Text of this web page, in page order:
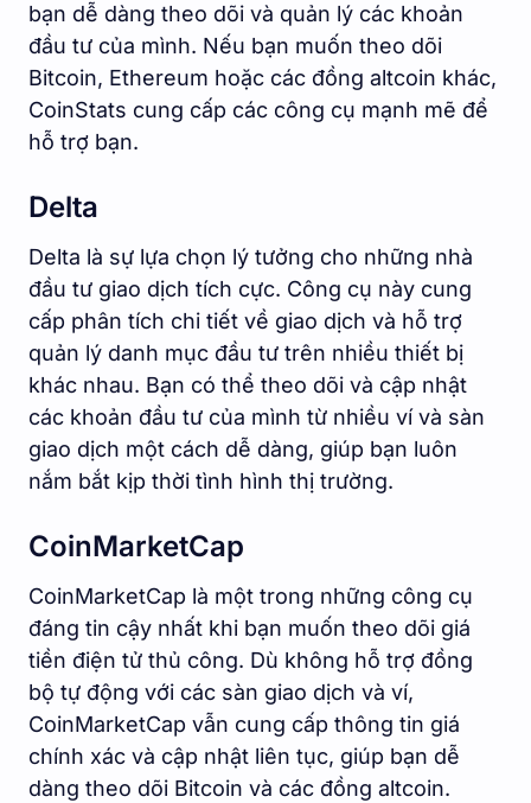
bạn dễ dàng theo dõi và quản lý các khoản
đầu tư của mình. Nếu bạn muốn theo dõi
Bitcoin, Ethereum hoặc các đồng altcoin khác,
CoinStats cung cấp các công cụ mạnh mẽ để
hỗ trợ bạn.
Delta
Delta là sự lựa chọn lý tưởng cho những nhà
đầu tư giao dịch tích cực. Công cụ này cung
cấp phân tích chi tiết về giao dịch và hỗ trợ
quản lý danh mục đầu tư trên nhiều thiết bị
khác nhau. Bạn có thể theo dõi và cập nhật
các khoản đầu tư của mình từ nhiều ví và sàn
giao dịch một cách dễ dàng, giúp bạn luôn
nắm bắt kịp thời tình hình thị trường.
CoinMarketCap
CoinMarketCap là một trong những công cụ
đáng tin cậy nhất khi bạn muốn theo dõi giá
tiền điện tử thủ công. Dù không hỗ trợ đồng
bộ tự động với các sàn giao dịch và ví,
CoinMarketCap vẫn cung cấp thông tin giá
chính xác và cập nhật liên tục, giúp bạn dễ
dàng theo dõi Bitcoin và các đồng altcoin.